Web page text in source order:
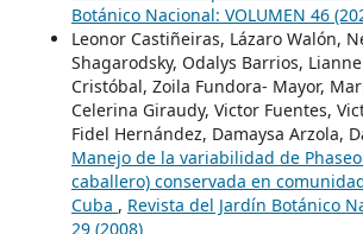
Botánico Nacional: VOLUMEN 46
Leonor Castiñeiras, Lázaro Walón,
Shagarodsky, Odalys Barrios,
Cristóbal, Zoila Fundora- Mayor,
Celerina Giraudy, Victor Fuentes,
Fidel Hernández, Damaysa Arzola,
Manejo de la variabilidad de
caballero) conservada en
Cuba , Revista del Jardín Botánico
29 (2008)